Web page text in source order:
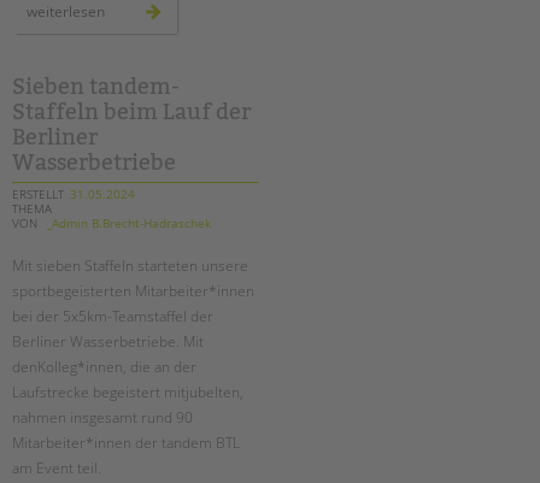
weiterlesen
positionspapier
alle
Sieben tandem-
Staffeln beim Lauf der
Berliner
Wasserbetriebe
ERSTELLT 31.05.2024
THEMA
VON
_Admin B.Brecht-Hadraschek
Mit sieben Staffeln starteten unsere
sportbegeisterten Mitarbeiter*innen
bei der 5x5km-Teamstaffel der
Berliner Wasserbetriebe. Mit
denKolleg*innen, die an der
Laufstrecke begeistert mitjubelten,
nahmen insgesamt rund 90
Mitarbeiter*innen der tandem BTL
am Event teil.